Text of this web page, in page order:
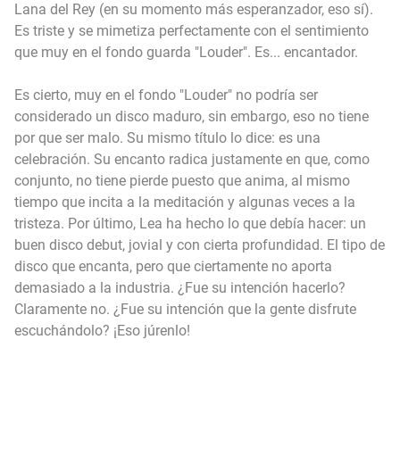
Lana del Rey (en su momento más esperanzador, eso sí).
Es triste y se mimetiza perfectamente con el sentimiento
que muy en el fondo guarda "Louder". Es... encantador.
Es cierto, muy en el fondo "Louder" no podría ser
considerado un disco maduro, sin embargo, eso no tiene
por que ser malo. Su mismo título lo dice: es una
celebración. Su encanto radica justamente en que, como
conjunto, no tiene pierde puesto que anima, al mismo
tiempo que incita a la meditación y algunas veces a la
tristeza. Por último, Lea ha hecho lo que debía hacer: un
buen disco debut, jovial y con cierta profundidad. El tipo de
disco que encanta, pero que ciertamente no aporta
demasiado a la industria. ¿Fue su intención hacerlo?
Claramente no. ¿Fue su intención que la gente disfrute
escuchándolo? ¡Eso júrenlo!